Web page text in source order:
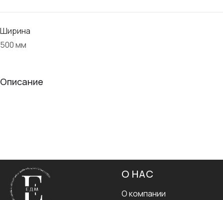
Ширина
500 мм
Описание
О НАС
О компании